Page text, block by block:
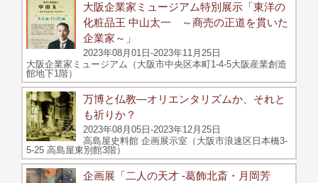
大阪企業家ミュージアム特別展示「東洋の
化粧品王 中山太一 ～商売の正道を貫いた
企業家～」
2023年08月01日-2023年11月25日
大阪企業家ミュージアム（大阪市中央区本町1-4-5大阪産業創造
館地下1階）
万博と仏教―オリエンタリズムか、それと
も祈りか？
2023年08月05日-2023年12月25日
高島屋史料館 企画展示室（大阪市浪速区日本橋3-
5-25 高島屋東別館3階）
企画展「二人の天才 -葛飾北斎・月岡芳